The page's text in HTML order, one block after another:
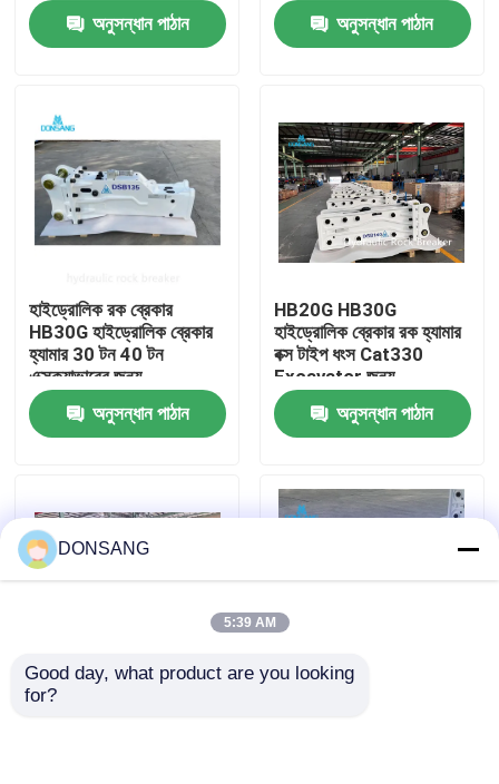
বাড়ি
পণ্য
আমাদের সম্পর্কে
কারখানা ভ্রমণ
যোগাযোগ করুন
হাইড্রোলিক রক ব্রেকার
অনুসন্ধান পাঠান
অনুসন্ধান পাঠান
হাইড্রোলিক রক ব্রেকার
HB30G হাইড্রোলিক ব্রেকার
হ্যামার 30 টন 40 টন
এক্সক্যাভারের জন্য
অনুসন্ধান পাঠান
HB20G HB30G
হাইড্রোলিক ব্রেকার রক হ্যামার
বক্স টাইপ ধংস Cat330
Excavator জন্য
অনুসন্ধান পাঠান
সিজেল 165 মিমি প্রশস্ত
DONSANG
5:39 AM
Good day, what product are you looking
for?